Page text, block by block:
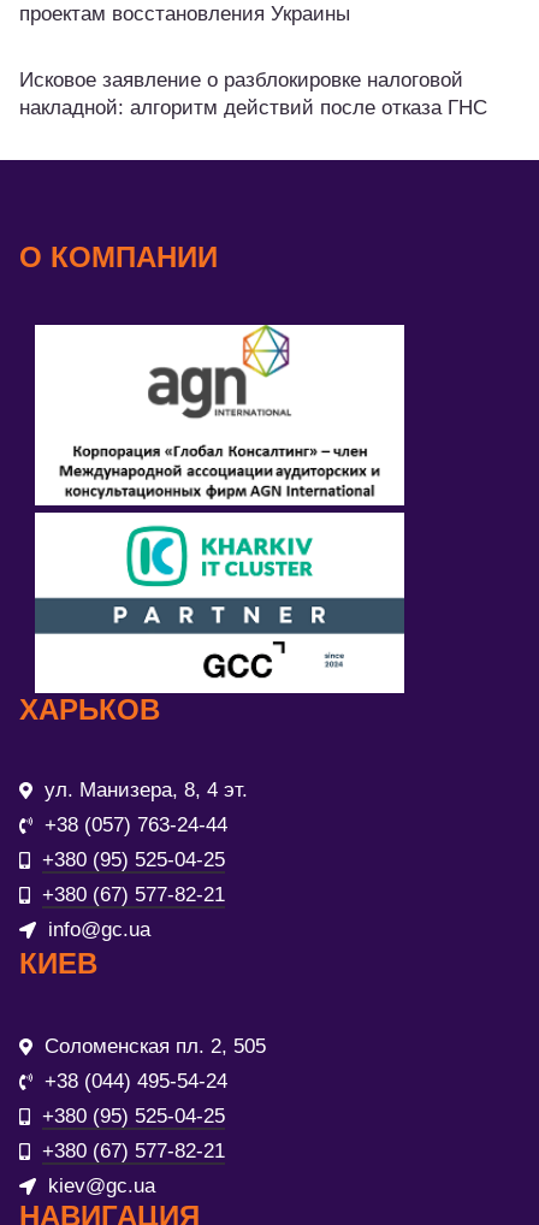
проектам восстановления Украины
Исковое заявление о разблокировке налоговой
накладной: алгоритм действий после отказа ГНС
О КОМПАНИИ
ХАРЬКОВ
ул. Манизера, 8, 4 эт.
+38 (057) 763-24-44
+380 (95) 525-04-25
+380 (67) 577-82-21
info@gc.ua
КИЕВ
Соломенская пл. 2, 505
+38 (044) 495-54-24
+380 (95) 525-04-25
+380 (67) 577-82-21
kiev@gc.ua
НАВИГАЦИЯ